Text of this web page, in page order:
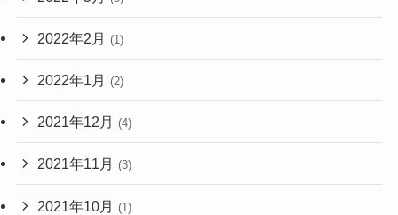
2022年2月 (1)
2022年1月 (2)
2021年12月 (4)
2021年11月 (3)
2021年10月 (1)